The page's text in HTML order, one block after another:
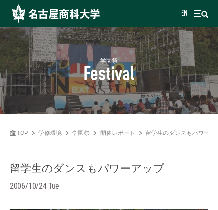
EN
学園祭
Festival
TOP 学修環境 学園祭 開催レポート 留学生のダンスもパワーア
留学生のダンスもパワーアップ
2006/10/24 Tue